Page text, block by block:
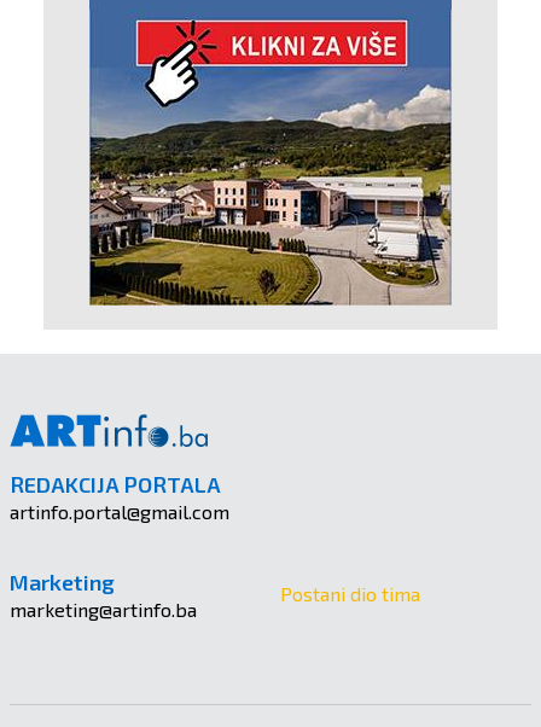
REDAKCIJA PORTALA
artinfo.portal@gmail.com
Marketing
marketing@artinfo.ba
Postani dio tima